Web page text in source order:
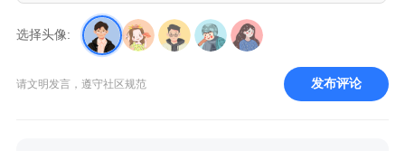
选择头像:
请文明发言，遵守社区规范 发布评论